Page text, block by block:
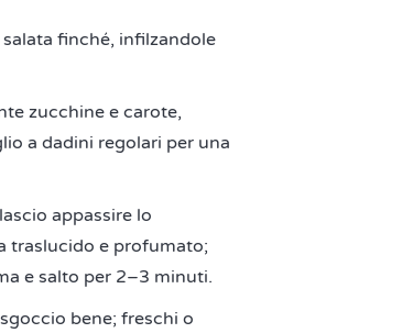
finché, infilzandole
zucchine e carote,
a dadini regolari per una
appassire lo
traslucido e profumato;
e salto per 2–3 minuti.
bene; freschi o